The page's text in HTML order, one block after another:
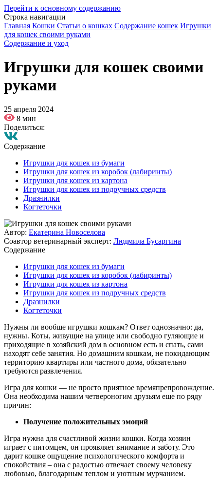
Перейти к основному содержанию
Строка навигации
Главная Кошки Статьи о кошках Содержание кошек Игрушки
для кошек своими руками
Содержание и уход
Игрушки для кошек своими
руками
25 апреля 2024
8 мин
Поделиться:
Содержание
Игрушки для кошек из бумаги
Игрушки для кошек из коробок (лабиринты)
Игрушки для кошек из картона
Игрушки для кошек из подручных средств
Дразнилки
Когтеточки
Автор: Екатерина Новоселова
Соавтор ветеринарный эксперт: Людмила Бусаргина
Содержание
Игрушки для кошек из бумаги
Игрушки для кошек из коробок (лабиринты)
Игрушки для кошек из картона
Игрушки для кошек из подручных средств
Дразнилки
Когтеточки
Нужны ли вообще игрушки кошкам? Ответ однозначно: да,
нужны. Коты, живущие на улице или свободно гуляющие и
приходящие в хозяйский дом в основном есть и спать, сами
находят себе занятия. Но домашним кошкам, не покидающим
территорию квартиры или частного дома, обязательно
требуются развлечения.
Игра для кошки — не просто приятное времяпрепровождение.
Она необходима нашим четвероногим друзьям еще по ряду
причин:
Получение положительных эмоций
Игра нужна для счастливой жизни кошки. Когда хозяин
играет с питомцем, он проявляет внимание и заботу. Это
дарит кошке ощущение психологического комфорта и
спокойствия – она с радостью отвечает своему человеку
любовью, благодарным теплом и уютным мурчанием.